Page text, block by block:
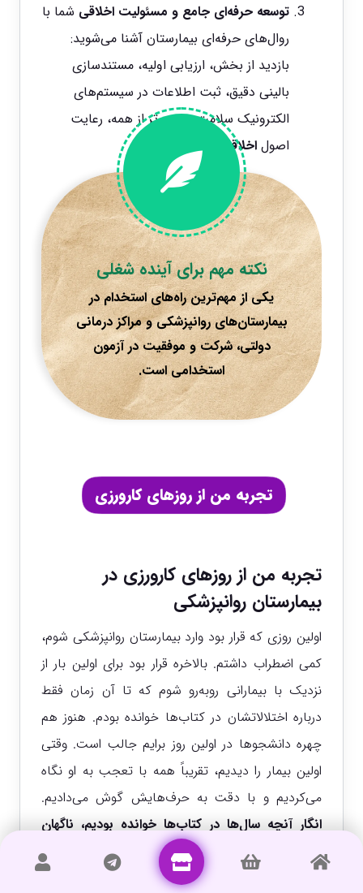
توسعه حرفه‌ای جامع و مسئولیت اخلاقی شما با
روال‌های حرفه‌ای بیمارستان آشنا می‌شوید:
بازدید از بخش، ارزیابی اولیه، مستندسازی
بالینی دقیق، ثبت اطلاعات در سیستم‌های
الکترونیک سلامت، و مهم‌تر از همه، رعایت
اصولاخلاقی و محرمانگی
نکته مهم برای آینده شغلی
یکی از مهم‌ترین راه‌های استخدام در
بیمارستان‌های روانپزشکی و مراکز درمانی
دولتی، شرکت و موفقیت در آزمون
استخدامی است.
تجربه من از روزهای کارورزی
تجربه من از روزهای کارورزی در
بیمارستان روانپزشکی
اولین روزی که قرار بود وارد بیمارستان روانپزشکی شوم،
کمی اضطراب داشتم. بالاخره قرار بود برای اولین بار از
نزدیک با بیمارانی روبه‌رو شوم که تا آن زمان فقط
درباره اختلالاتشان در کتاب‌ها خوانده بودم. هنوز هم
چهره دانشجوها در اولین روز برایم جالب است. وقتی
اولین بیمار را دیدیم، تقریباً همه با تعجب به او نگاه
می‌کردیم و با دقت به حرف‌هایش گوش می‌دادیم.
انگار آنچه سال‌ها در کتاب‌ها خوانده بودیم، ناگهان
روبه‌روی ما جان گرفته بود.